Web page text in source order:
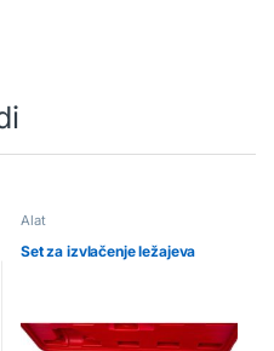
Alat
Set za izvlačenje ležajeva